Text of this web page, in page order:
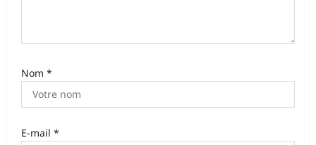
l
e
Nom *
E-mail *